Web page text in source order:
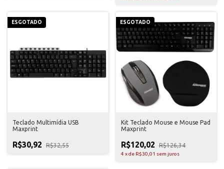
ESGOTADO
Teclado Multimídia USB
Maxprint
R$30,92 R$32,55
ESGOTADO
Kit Teclado Mouse e Mouse Pad
Maxprint
R$120,02 R$126,34
4 xde R$30,01 sem juros